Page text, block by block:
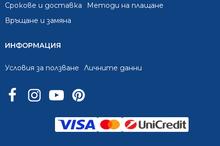
Срокове и доставка
Методи на плащане
Връщане и замяна
ИНФОРМАЦИЯ
Условия за ползване Личните данни